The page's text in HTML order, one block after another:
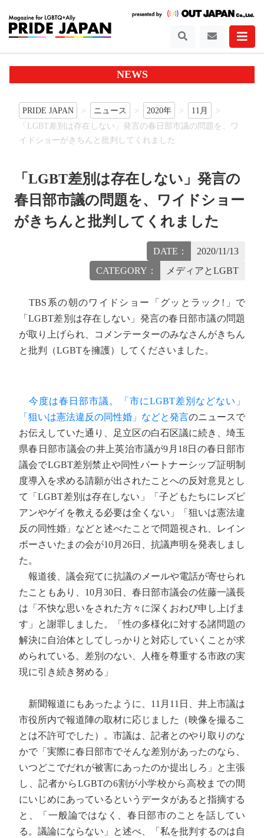
NEWS
PRIDE JAPAN ニュース 2020年
11月
「LGBT差別は存在しない」発言の春日部市議の問題を、ワ
イドショーがきちんと批判してくれました
「LGBT差別は存在しない」発言の
春日部市議の問題を、ワイドショー
がきちんと批判してくれました
DATE：
2020/11/13
CATEGORY：
メディアとLGBT
TBS系の朝のワイドショー「グッとラック!」で
「LGBT差別は存在しない」発言の春日部市議の問題
が取り上げられ、コメンテーターのみなさんがきちん
と批判（LGBTを擁護）してくださいました。
今度は春日部市議。「市にLGBT差別などない」
「狙いは憲法違反の同性婚」などと発言のニュースで
お伝えしていた通り、足立区の白石区議に続き、埼玉
県春日部市議会の井上英治市議が9月18日の春日部市
議会でLGBT差別禁止や同性パートナーシップ証明制
度導入を求める請願が出されたことへの反対意見とし
て「LGBT差別は存在しない」「子どもたちにレズビ
アンやゲイを教える必要は全くない」「狙いは憲法違
反の同性婚」などと述べたことで問題視され、レイン
ボーさいたまの会が10月26日、抗議声明を発表しまし
た。
報道後、議会宛てに抗議のメールや電話が寄せられ
たこともあり、10月30日、春日部市議会の佐藤一議長
は「不快な思いをされた方々に深くおわび申し上げま
す」と謝罪しました。「性の多様化に対する諸問題の
解決に自治体としてしっかりと対応していくことが求
められている。差別のない、人権を尊重する市政の実
現に引き続き努める」
新聞報道にもあったように、11月11日、井上市議は
市役所内で報道陣の取材に応じました（映像を撮るこ
とは不許可でした）。市議は、記者とのやり取りのな
かで「実際に春日部市でそんな差別があったのなら、
いつどこでだれが被害にあったのか提出しろ」と主張
し、記者からLGBTの6割が小学校から高校までの間
にいじめにあっているというデータがあると指摘する
と、「一般論ではなく、春日部市のことを話してい
る。議論にならない」と述べ、「私を批判するのは自